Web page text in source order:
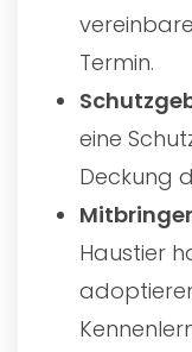
Termin.
eine
Deckung
Haustier